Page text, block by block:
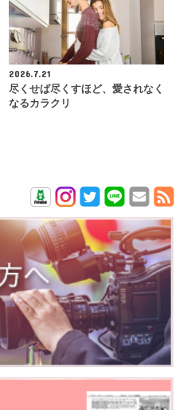
2026.7.21
尽くせば尽くすほど、愛されなく
なるカラクリ